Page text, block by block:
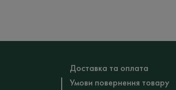
Доставка та оплата
Умови повернення товару